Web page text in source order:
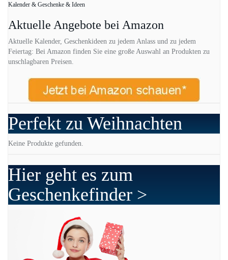
Kalender & Geschenke & Ideen
Aktuelle Angebote bei Amazon
Aktuelle Kalender, Geschenkideen zu jedem Anlass und zu jedem
Feiertag: Bei Amazon finden Sie eine große Auswahl an Produkten zu
unschlagbaren Preisen.
Perfekt zu Weihnachten
Keine Produkte gefunden.
Hier geht es zum
Geschenkefinder >